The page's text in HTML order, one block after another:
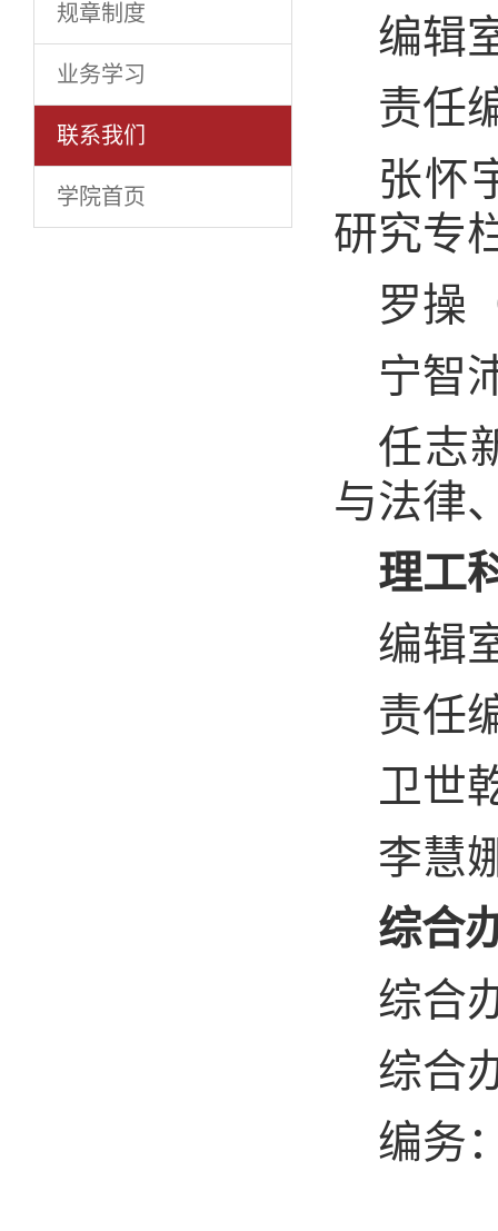
规章制度
业务学习
联系我们
学院首页
编辑
责
张怀
研究专
罗操
宁智
任志
与法律
理工
编辑
责
卫世
李慧
综合
综合
综合
编务